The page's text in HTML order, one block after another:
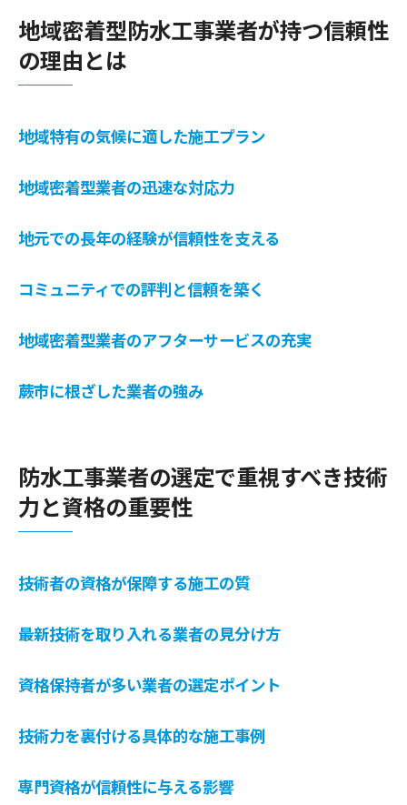
力
完工後の保証がある業者の重要性
費用対効果を考えた賢い業者選び
透明性のある見積りが信頼できる防水工事業者
見積りの透明性が信頼性に与える影響
見積りの中で確認すべき項目とは
追加費用が発生しないかの確認方法
蕨市での適正価格を見極めるコツ
施工プランの内容を理解するポイント
提案されたプランの妥当性を評価する
業者が提案する材料の選定基準
変更時に確認すべき業者の対応策
ぶべき理由
緊急時に頼れる業者の見つけ方
地域密着型の業者が持つ緊急対応力
地域密着型防水工事業者が持つ信頼性
の理由とは
地域特有の気候に適した施工プラン
地域密着型業者の迅速な対応力
地元での長年の経験が信頼性を支える
コミュニティでの評判と信頼を築く
地域密着型業者のアフターサービスの充実
蕨市に根ざした業者の強み
防水工事業者の選定で重視すべき技術
力と資格の重要性
技術者の資格が保障する施工の質
最新技術を取り入れる業者の見分け方
資格保持者が多い業者の選定ポイント
技術力を裏付ける具体的な施工事例
専門資格が信頼性に与える影響